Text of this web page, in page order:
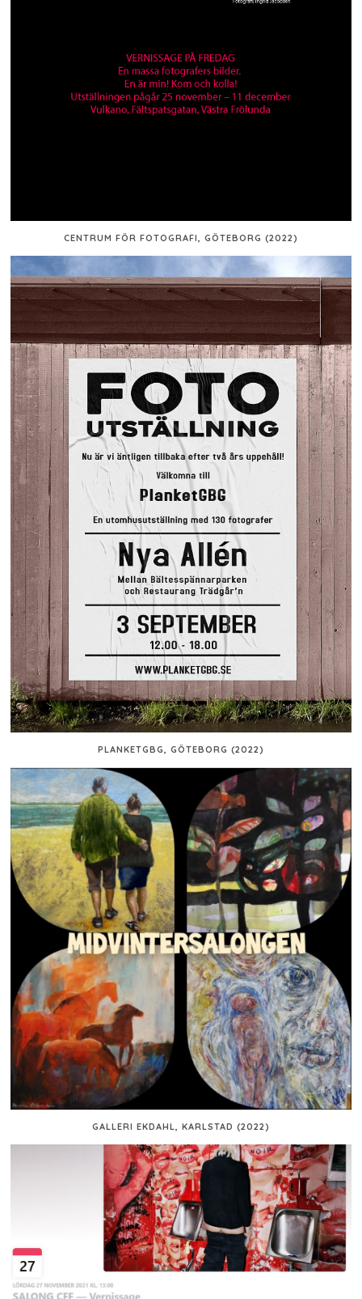
CENTRUM FÖR FOTOGRAFI, GÖTEBORG (2022)
PLANKETGBG, GÖTEBORG (2022)
GALLERI EKDAHL, KARLSTAD (2022)